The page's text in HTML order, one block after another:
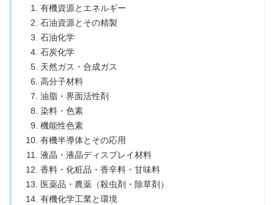
有機資源とエネルギー
石油資源とその精製
石油化学
石炭化学
天然ガス・合成ガス
高分子材料
油脂・界面活性剤
染料・色素
機能性色素
有機半導体とその応用
液晶・液晶ディスプレイ材料
香料・化粧品・香辛料・甘味料
医薬品・農薬（殺虫剤・除草剤）
有機化学工業と環境